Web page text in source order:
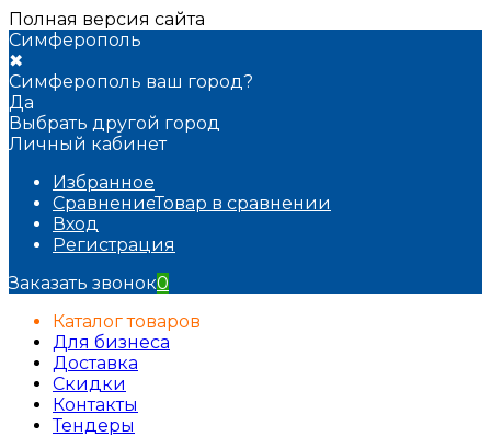
Полная версия сайта
Симферополь
✖
Симферополь ваш город?
Да
Выбрать другой город
Личный кабинет
Избранное
СравнениеТовар в сравнении
Вход
Регистрация
Заказать звонок0
Каталог товаров
Для бизнеса
Доставка
Скидки
Контакты
Тендеры